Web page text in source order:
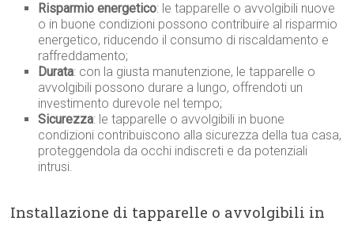
Risparmio energetico: le tapparelle o avvolgibili nuove
o in buone condizioni possono contribuire al risparmio
energetico, riducendo il consumo di riscaldamento e
raffreddamento;
Durata: con la giusta manutenzione, le tapparelle o
avvolgibili possono durare a lungo, offrendoti un
investimento durevole nel tempo;
Sicurezza: le tapparelle o avvolgibili in buone
condizioni contribuiscono alla sicurezza della tua casa,
proteggendola da occhi indiscreti e da potenziali
intrusi.
Installazione di tapparelle o avvolgibili in